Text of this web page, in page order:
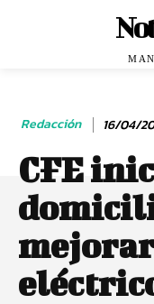
Redacción 16/04/
CFE